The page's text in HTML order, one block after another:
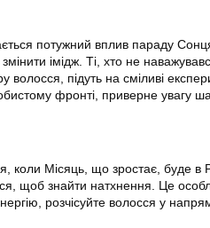
потужний вплив параду
імідж. Ті, хто не
волосся, підуть на сміливі
фронті, приверне увагу
коли Місяць, що зростає, буде в
щоб знайти натхнення. Це
розчісуйте волосся у